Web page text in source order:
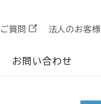
質問 法人のお客様
お問い合わせ